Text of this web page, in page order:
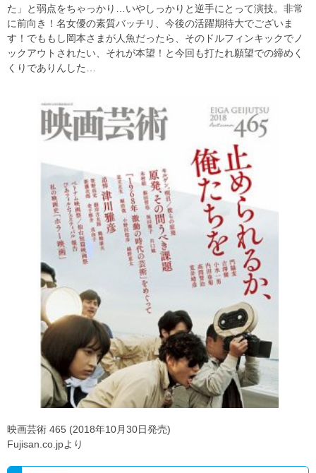
た」と弱点をちゃっかり…いやしっかりと逆手にとって演技。非常
に前向き！名女優の素質バッチリ、今後の活躍期待大でございま
す！でももし岡本さまが人魚だったら、そのドルフィンキックでノ
ックアウトされたい、それが本望！と今回も打たれ願望での締めく
くりでありんした…
映画芸術 465 (2018年10月30日発売)
Fujisan.co.jpより